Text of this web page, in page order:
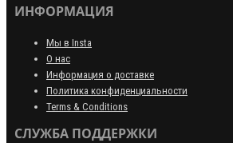
ИНФОРМАЦИЯ
Мы в Insta
О нас
Информация о доставке
Политика конфиденциальности
Terms & Conditions
СЛУЖБА ПОДДЕРЖКИ